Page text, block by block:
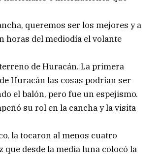
queremos ser los mejores y a
horas del mediodía el volante
de Huracán. La primera
Huracán las cosas podrían ser
el balón, pero fue un espejismo.
su rol en la cancha y la visita
la tocaron al menos cuatro
que desde la media luna colocó la